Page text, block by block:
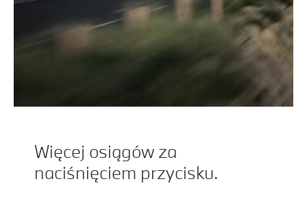
Więcej osiągów za
naciśnięciem przycisku.